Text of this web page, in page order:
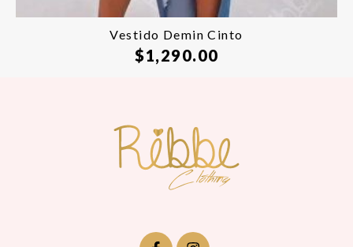
Vestido Demin Cinto
$1,290.00